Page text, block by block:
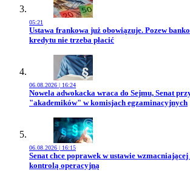
05:21
Przejdź do artykułu:
Ustawa frankowa już obowiązuje. Pozew
kredytu nie trzeba płacić
06.08.2026 | 16:24
Przejdź do artykułu:
Nowela adwokacka wraca do Sejmu, Senat
"akademików" w komisjach egzaminacyjnych
06.08.2026 | 16:15
Przejdź do artykułu:
Senat chce poprawek w ustawie
kontrolą operacyjną